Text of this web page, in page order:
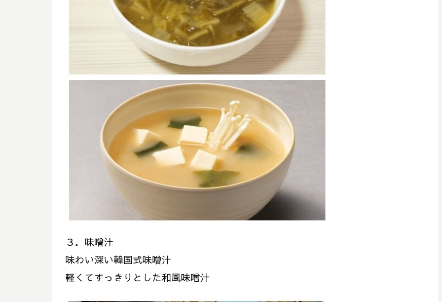
３．味噌汁
味わい深い韓国式味噌汁
軽くてすっきりとした和風味噌汁